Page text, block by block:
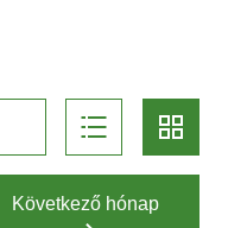
list card
Következő hónap